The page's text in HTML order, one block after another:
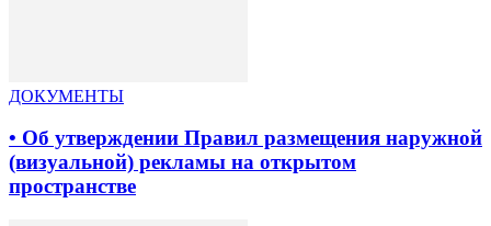
ДОКУМЕНТЫ
• Об утверждении Правил размещения наружной
(визуальной) рекламы на открытом
пространстве